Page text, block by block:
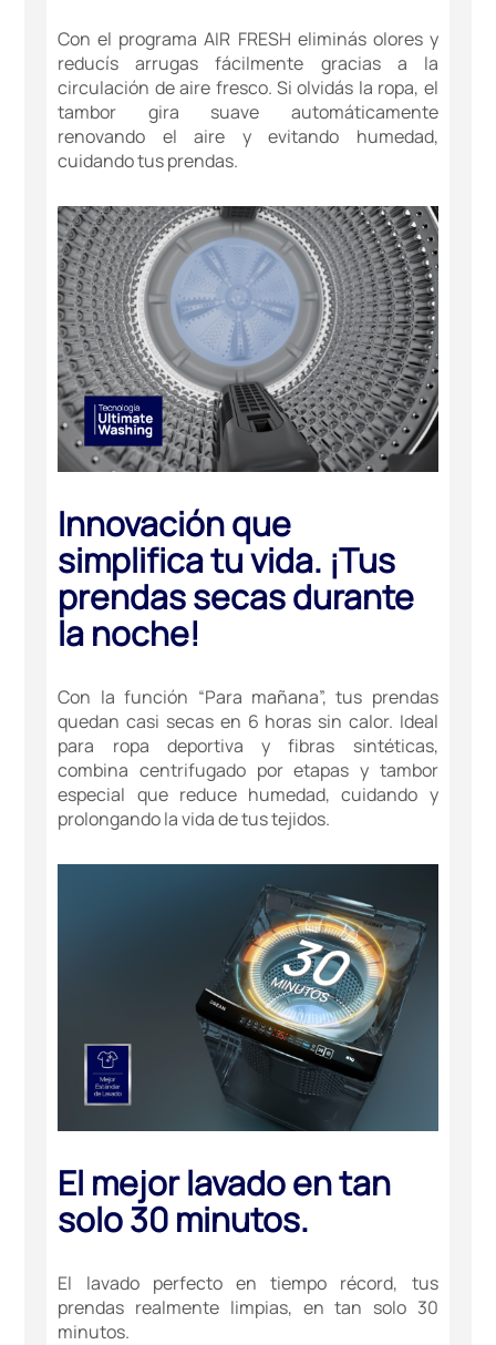
Con el programa AIR FRESH eliminás olores y
reducís arrugas fácilmente gracias a la
circulación de aire fresco. Si olvidás la ropa, el
tambor gira suave automáticamente
renovando el aire y evitando humedad,
cuidando tus prendas.
Innovación que
simplifica tu vida. ¡Tus
prendas secas durante
la noche!
Con la función “Para mañana”, tus prendas
quedan casi secas en 6 horas sin calor. Ideal
para ropa deportiva y fibras sintéticas,
combina centrifugado por etapas y tambor
especial que reduce humedad, cuidando y
prolongando la vida de tus tejidos.
El mejor lavado en tan
solo 30 minutos.
El lavado perfecto en tiempo récord, tus
prendas realmente limpias, en tan solo 30
minutos.